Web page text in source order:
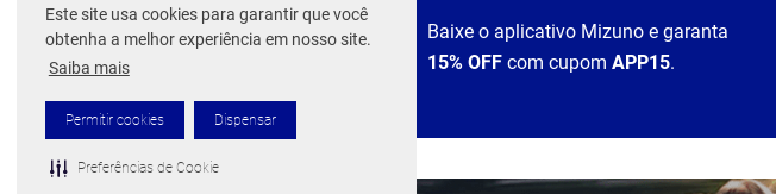
Este site usa cookies para garantir que você
obtenha a melhor experiência em nosso site.
Saiba mais
Permitir cookies Dispensar
Preferências de Cookie
EXPERIÊNCIA
MIZUNO NO APP
Baixe o aplicativo Mizuno e garanta
15% OFF com cupomAPP15.